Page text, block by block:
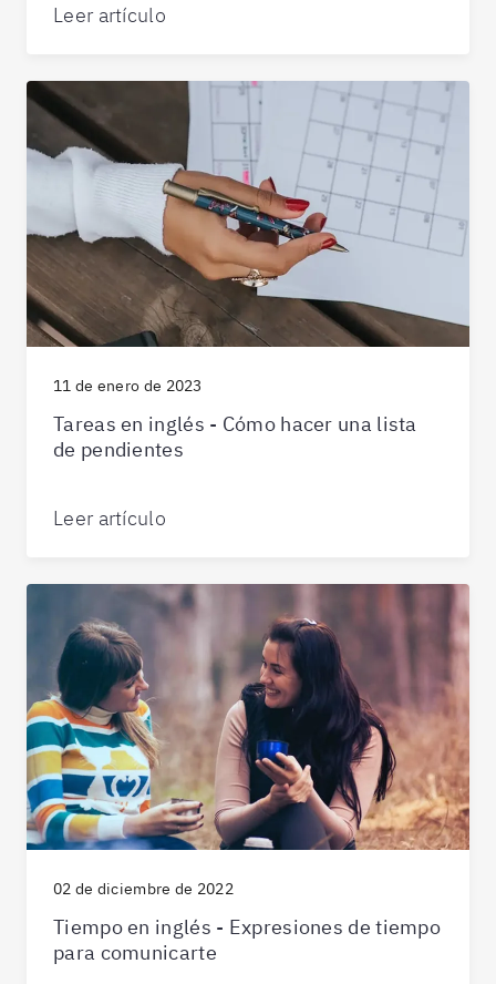
Leer artículo
11 de enero de 2023
Tareas en inglés - Cómo hacer una lista
de pendientes
Leer artículo
02 de diciembre de 2022
Tiempo en inglés - Expresiones de tiempo
para comunicarte